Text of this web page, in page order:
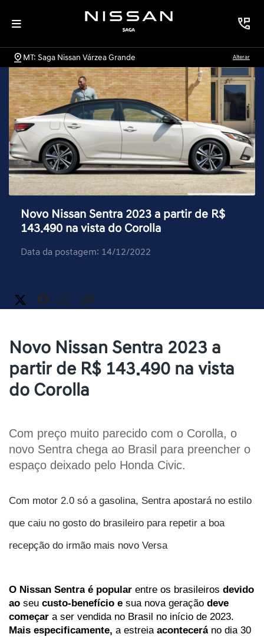
MT: Saga Nissan Várzea Grande Alterar
Novo Nissan Sentra 2023 a partir de R$
143.490 na vista do Corolla
Data da postagem: 14/12/2022
Novo Nissan Sentra 2023 a
partir de R$ 143.490 na vista
do Corolla
Com preço muito parecido com o Corolla, o
novo Sentra chega ao Brasil para preencher o
espaço deixado pelo Honda Civic.
Com motor 2.0 só a gasolina, Sentra apostará no estilo
que caiu no gosto do brasileiro para repetir a boa
recepção do irmão mais novo Versa
O Nissan Sentra é popular entre os brasileiros devido
ao seu custo-benefício e sua nova geração deve
começar a ser vendida no Brasil no início de 2023.
Mais especificamente, a estreia acontecerá no dia 30